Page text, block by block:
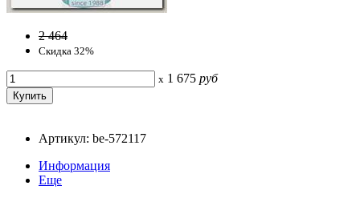
2 464
Скидка 32%
x 1 675 руб
Артикул: be-572117
Информация
Еще